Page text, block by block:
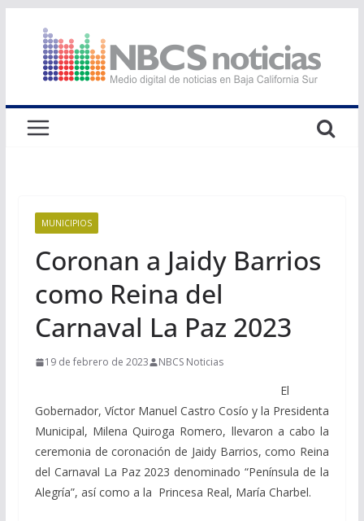
contenido
MUNICIPIOS
Coronan a Jaidy Barrios
como Reina del
Carnaval La Paz 2023
19 de febrero de 2023 NBCS Noticias
El
Gobernador, Víctor Manuel Castro Cosío y la Presidenta
Municipal, Milena Quiroga Romero, llevaron a cabo la
ceremonia de coronación de Jaidy Barrios, como Reina
del Carnaval La Paz 2023 denominado “Península de la
Alegría”, así como a la Princesa Real, María Charbel.